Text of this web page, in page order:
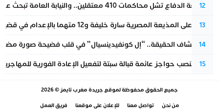
12
مقاطعة الدفاع تشل محاكمات 410 معتقلين.. والنيابة العامة تبحث عن حل قانوني
13
الحكم على المذيعة المصرية سارة خليفة و12 متهما بالإعدام في قضية هزت بلاد الفراعنة
14
بعد انكشاف الحقيقة.. “إل كونفيدينسيال” في قلب فضيحة صورة
15
إسبانيا تنصب حواجز عائمة قبالة سبتة لتفعيل الإعادة الفورية للمهاجرين
جميع الحقوق محفوظة لموقع جريدة مغرب تايمز© 2026
من نحن تواصل معنا للإعلان على موقعنا فريق العمل